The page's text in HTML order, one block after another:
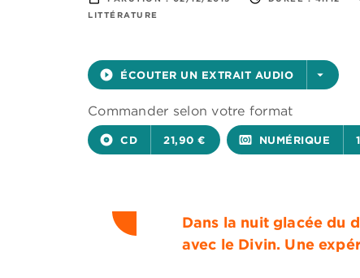
LITTÉRATURE
play_circle_filled ÉCOUTER UN EXTRAIT AUDIO arrow_drop_down
Commander selon votre format
album CD 21,90 € surround_sound NUMÉRIQUE
Dans la nuit glacée du
avec le Divin. Une